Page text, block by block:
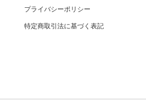
プライバシーポリシー
特定商取引法に基づく表記